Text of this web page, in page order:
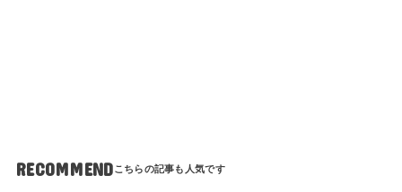
RECOMMEND